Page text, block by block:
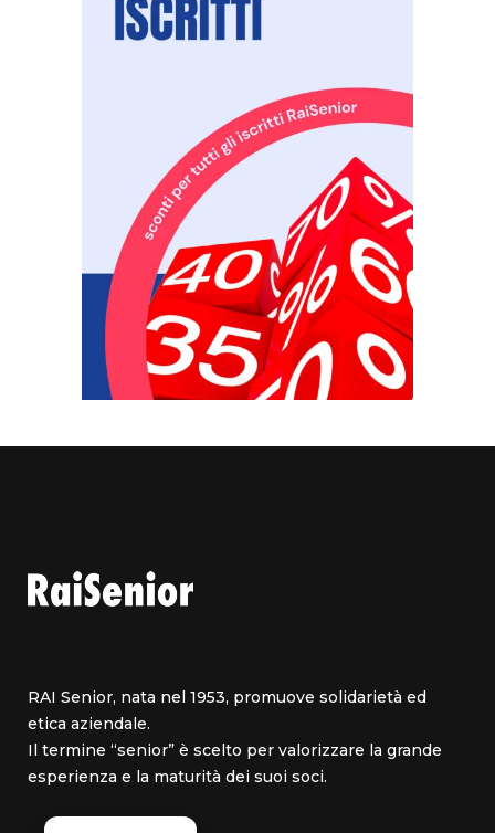
RAI Senior, nata nel 1953, promuove solidarietà ed
etica aziendale.
Il termine “senior” è scelto per valorizzare la grande
esperienza e la maturità dei suoi soci.